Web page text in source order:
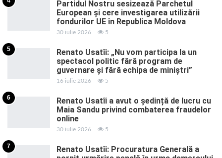
Partidul Nostru sesizează Parchetul
European și cere investigarea utilizării
fondurilor UE în Republica Moldova
30 iulie 2026 5
5
Renato Usatîi: „Nu vom participa la un
spectacol politic fără program de
guvernare și fără echipa de miniștri”
16 iulie 2026 5
6
Renato Usatîi a avut o ședință de lucru cu
Maia Sandu privind combaterea fraudelor
online
30 iulie 2026 5
7
Renato Usatîi: Procuratura Generală a